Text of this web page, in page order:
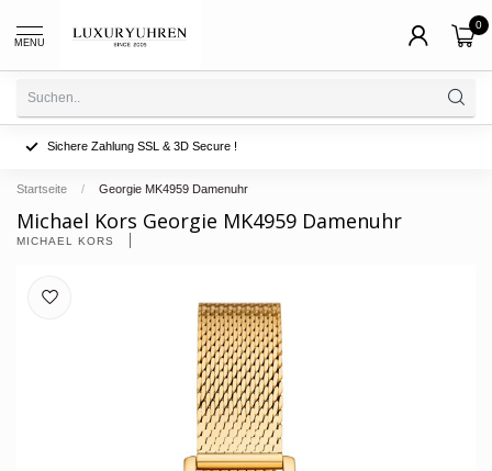
MENU
0
Sichere Zahlung SSL & 3D Secure !
Startseite / Georgie MK4959 Damenuhr
Michael Kors Georgie MK4959 Damenuhr
MICHAEL KORS